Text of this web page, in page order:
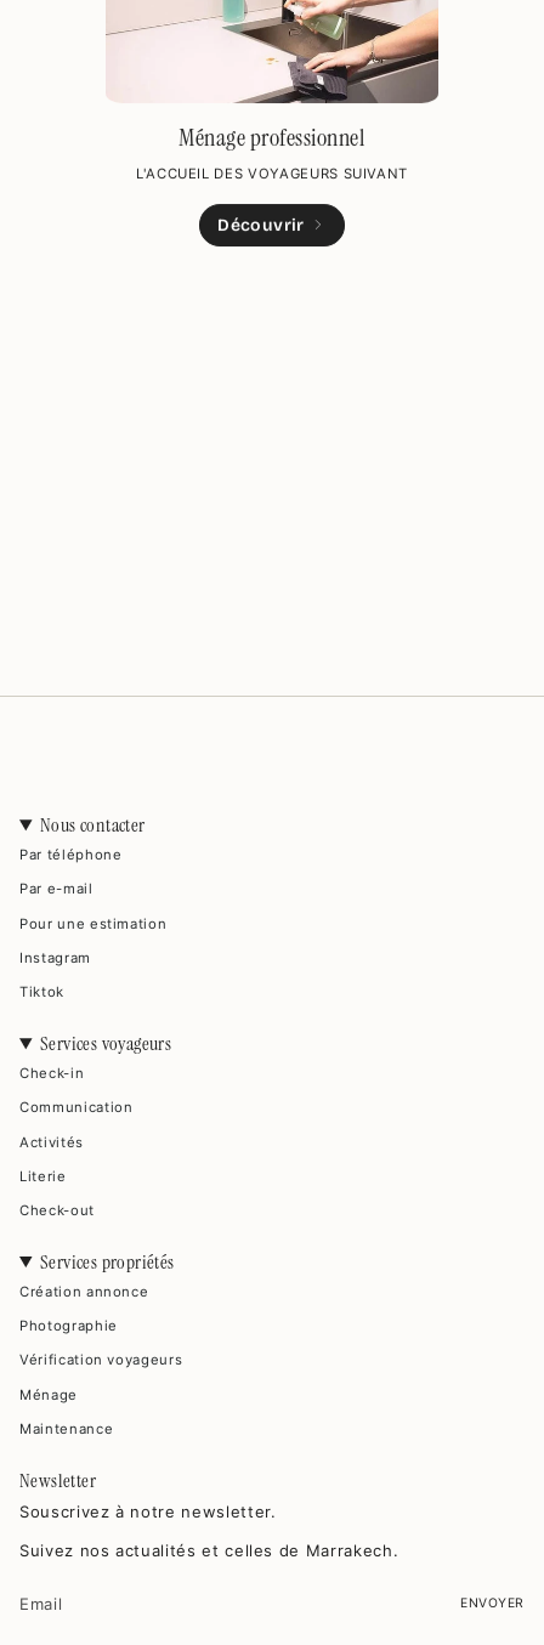
Ménage professionnel
L'ACCUEIL DES VOYAGEURS SUIVANT
Découvrir
Nous contacter
Par téléphone
Par e-mail
Pour une estimation
Instagram
Tiktok
Services voyageurs
Check-in
Communication
Activités
Literie
Check-out
Services propriétés
Création annonce
Photographie
Vérification voyageurs
Ménage
Maintenance
Newsletter
Souscrivez à notre newsletter.
Suivez nos actualités et celles de Marrakech.
ENVOYER